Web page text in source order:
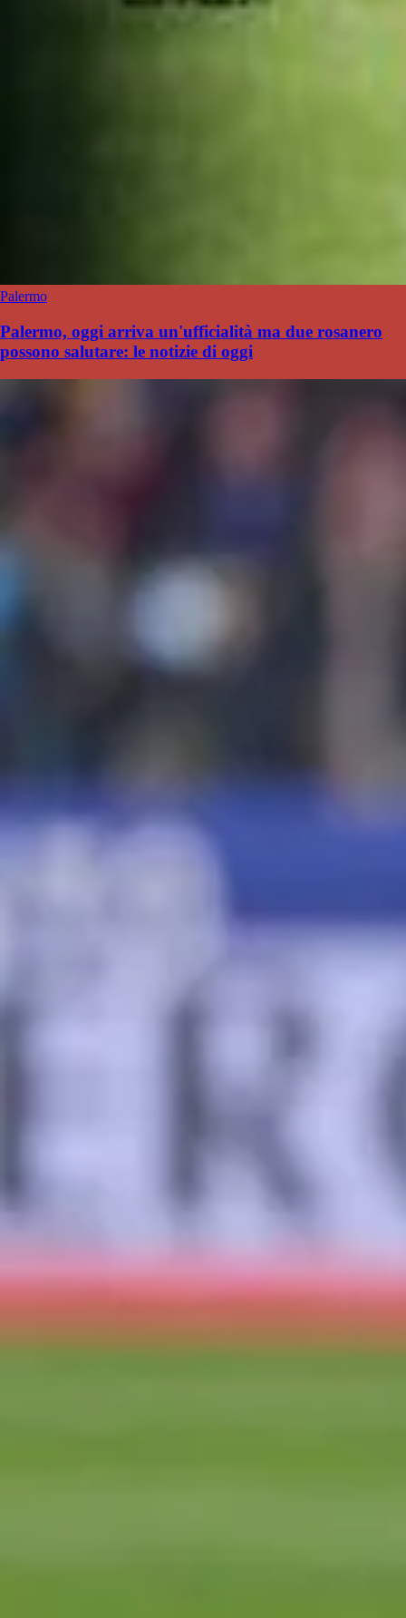
Palermo
Palermo, oggi arriva un'ufficialità ma due rosanero
possono salutare: le notizie di oggi